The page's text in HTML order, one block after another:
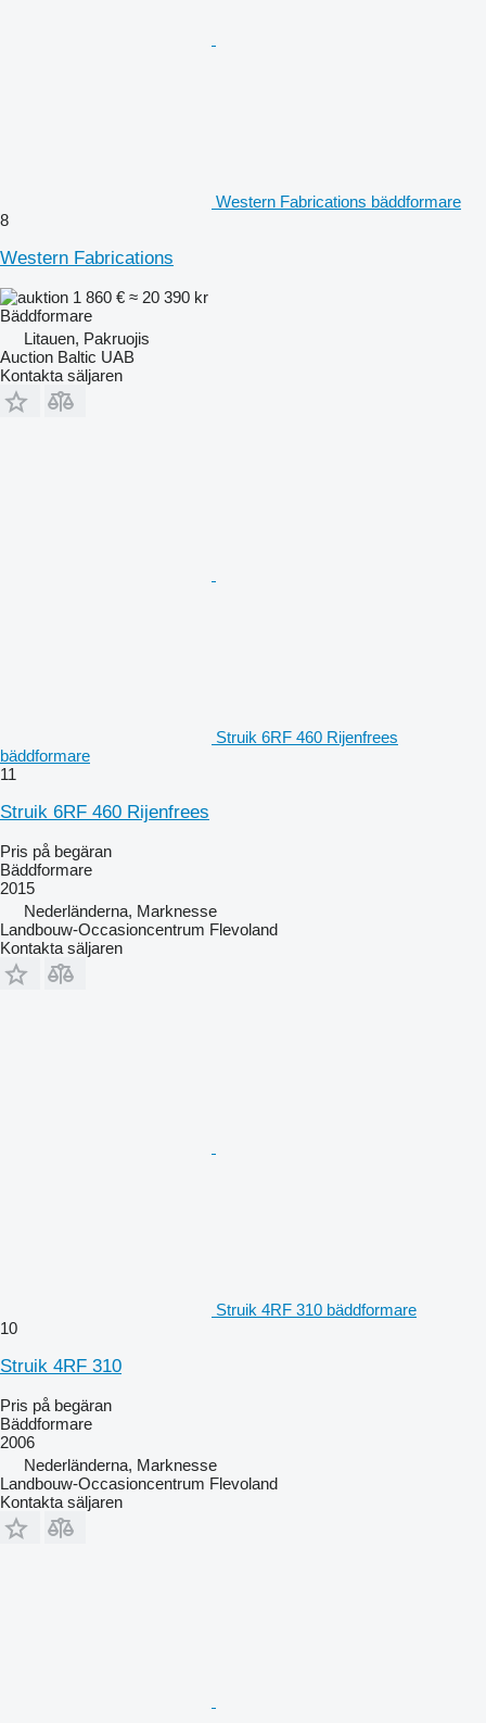
Western Fabrications bäddformare
8
Western Fabrications
1 860 € ≈ 20 390 kr
Bäddformare
Litauen, Pakruojis
Auction Baltic UAB
Kontakta säljaren
Struik 6RF 460 Rijenfrees
bäddformare
11
Struik 6RF 460 Rijenfrees
Pris på begäran
Bäddformare
2015
Nederländerna, Marknesse
Landbouw-Occasioncentrum Flevoland
Kontakta säljaren
Struik 4RF 310 bäddformare
10
Struik 4RF 310
Pris på begäran
Bäddformare
2006
Nederländerna, Marknesse
Landbouw-Occasioncentrum Flevoland
Kontakta säljaren